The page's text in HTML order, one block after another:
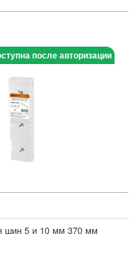
после авторизации
шин 5 и 10 мм 370 мм